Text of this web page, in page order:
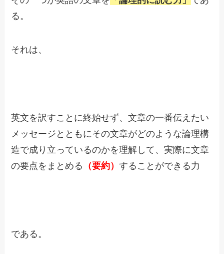
る。
それは、
英文を訳すことに終始せず、文章の一番伝えたい
メッセージとともにその文章がどのような論理構
造で成り立っているのかを理解して、実際に文章
の要点をまとめる
（要約）することができる力
である。